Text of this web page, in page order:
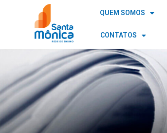
QUEM SOMOS
CONTATOS